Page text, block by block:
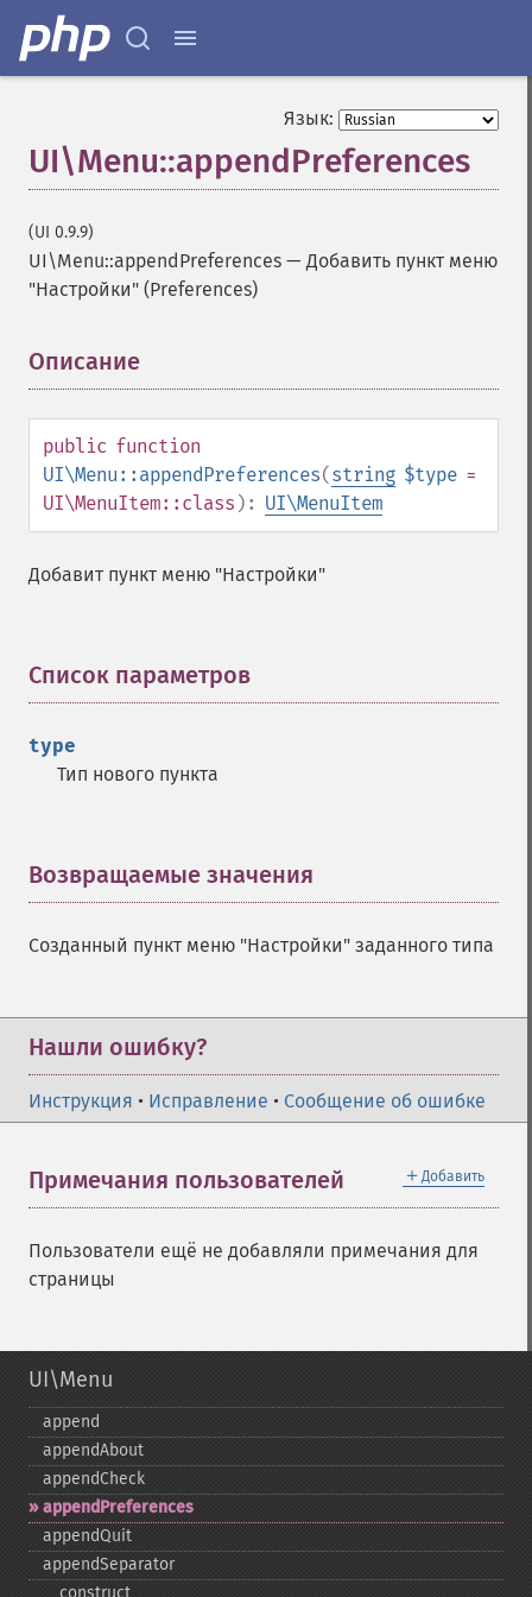
Язык:
UI\Menu::appendPreferences
(UI 0.9.9)
UI\Menu::appendPreferences —Добавить пункт меню
"Настройки" (Preferences)
Описание
public function
UI\Menu::appendPreferences(string $type =
UI\MenuItem::class ): UI\MenuItem
Добавит пункт меню "Настройки"
Список параметров
type
Тип нового пункта
Возвращаемые значения
Созданный пункт меню "Настройки" заданного типа
Нашли ошибку?
Инструкция • Исправление • Сообщение об ошибке
＋ Добавить
Примечания пользователей
Пользователи ещё не добавляли примечания для
страницы
UI\Menu
append
appendAbout
appendCheck
appendPreferences
appendQuit
appendSeparator
_​_​construct